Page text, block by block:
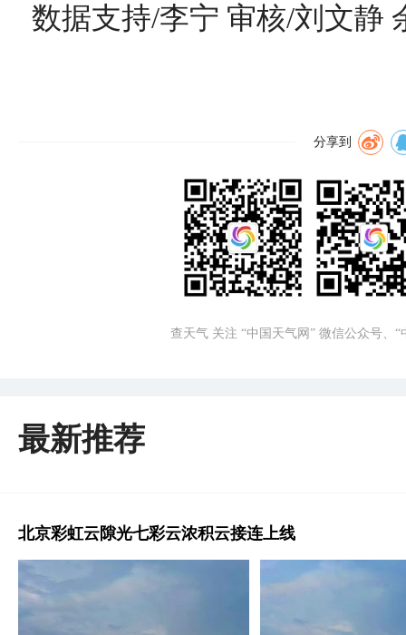
数据支持/李宁 审核/刘文静
分享到
查天气 关注 “中国天气网” 微信公众号、
最新推荐
北京彩虹云隙光七彩云浓积云接连上线